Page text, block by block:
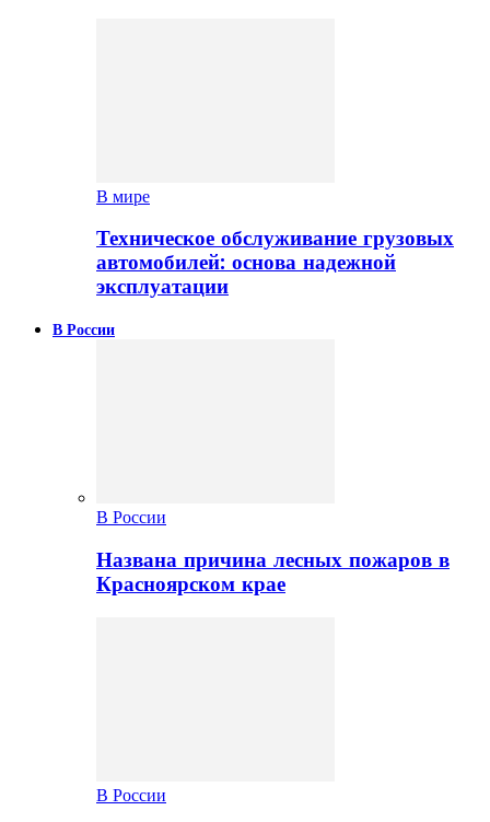
В мире
Техническое обслуживание грузовых
автомобилей: основа надежной
эксплуатации
В России
В России
Названа причина лесных пожаров в
Красноярском крае
В России